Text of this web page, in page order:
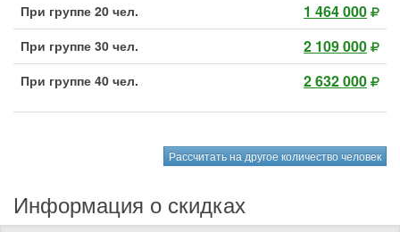
При группе 20 чел. 1 464 000
При группе 30 чел. 2 109 000
При группе 40 чел. 2 632 000
Рассчитать на другое количество человек
Информация о скидках